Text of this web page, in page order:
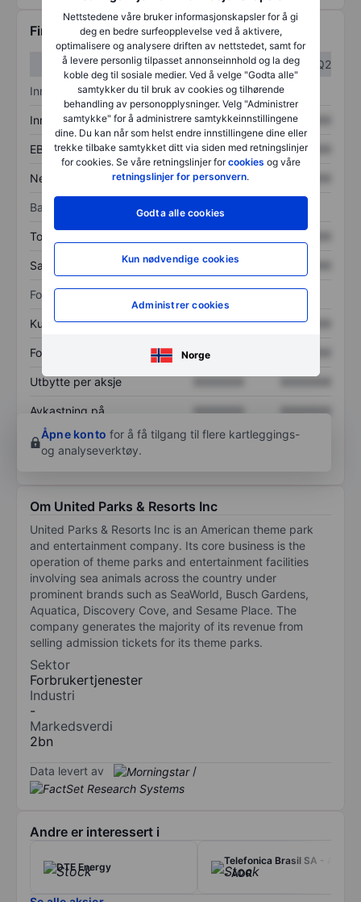
Nettstedene våre bruker informasjonskapsler for å gi
deg en bedre surfeopplevelse ved å aktivere,
optimalisere og analysere driften av nettstedet, samt for
å levere personlig tilpasset annonseinnhold og la deg
koble deg til sosiale medier. Ved å velge "Godta alle"
samtykker du til bruk av cookies og tilhørende
behandling av personopplysninger. Velg "Administrer
samtykke" for å administrere samtykkeinnstillingene
dine. Du kan når som helst endre innstillingene dine eller
trekke tilbake samtykket ditt via siden med retningslinjer
for cookies. Se våre retningslinjer forcookies og våre
retningslinjer for personvern.
Godta alle cookies
Kun nødvendige cookies
Administrer cookies
Norge
Finansiell informasjon
Q1
Q2
Inntektsoversikt
Inntekter XXXXXXX XXXXXXX
EBITDA XXXXXXX XXXXXXX
Nettoinntekt XXXXXXX
Balanse
Totale eiendeler
Samlet gjeld XXXXXXX
Forholdstall
Kurs/salg XXXXXXX XXXXXXX
Fortjeneste per aksje XXXXXXX
Utbytte per aksje
Avkastning på
egenkapital
XXXXXXX
XXXXXXX
Åpne konto for å få tilgang til flere kartleggings-
og analyseverktøy.
Om United Parks & Resorts Inc
United Parks & Resorts Inc is an American theme park
and entertainment company. Its core business is the
operation of theme parks and entertainment facilities
involving sea animals across the country under
prominent brands such as SeaWorld, Busch Gardens,
Aquatica, Discovery Cove, and Sesame Place. The
company generates the majority of its revenue from
selling admission tickets for its theme parks.
Sektor
Forbrukertjenester
Industri
-
Markedsverdi
2bn
Data levert av /
Andre er interessert i
DTE Energy
Telefonica Brasil SA - ADS
- ADR